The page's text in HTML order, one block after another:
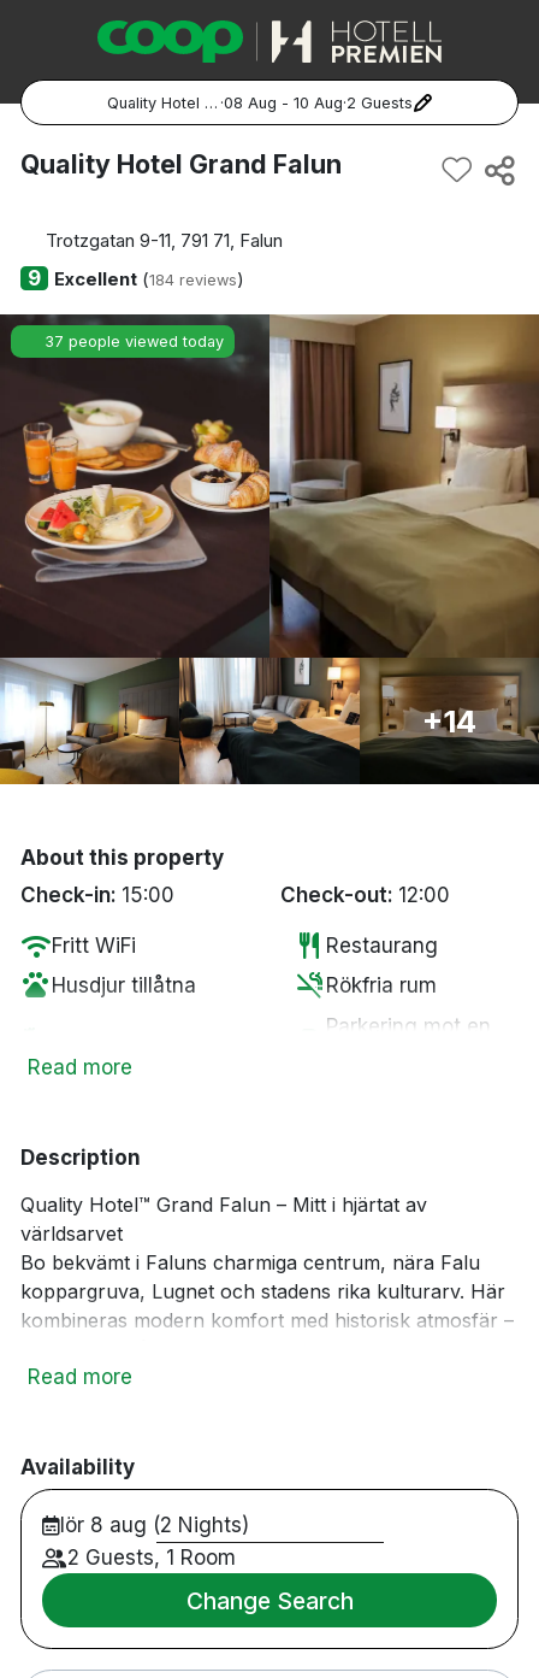
Quality Hotel Grand Falun ·08 Aug - 10 Aug·2 Guests
Popular Destinations:
Göteborg
Hela Norge
Oslo
Bergen
Hela Danmark
Done
Quality Hotel Grand Falun
Trotzgatan 9-11, 791 71, Falun
9 Excellent(184 reviews)
37 people viewed today
+14
About this property
Check-in: 15:00 Check-out: 12:00
wifiFritt WiFi restaurant Restaurang
pets Husdjur tillåtna smoke_free Rökfria rum
Parkering mot en
tv Smart-TV
cribSpjälsäng
Morgonrock &
Read more
Description
Quality Hotel™ Grand Falun – Mitt i hjärtat av
världsarvet
Bo bekvämt i Faluns charmiga centrum, nära Falu
koppargruva, Lugnet och stadens rika kulturarv. Här
kombineras modern komfort med historisk atmosfär –
upplevelser.
Äventyrsgruvan och hundspann på vintern.
🚆 500 meter till Centralstationen | 🚗 Parkering
utanför hotellet
🥂 Restaurang & bar | 🎈 Lekrum för barn | 💻 Gratis
WiFi
🔗 Boka din vistelse och upplev Falun på bästa sätt!
🏨 191 rum – modernt boende i hjärtat av Falun
Read more
Availability
lör 8 aug (2 Nights)
2 Guests, 1 Room
Change Search